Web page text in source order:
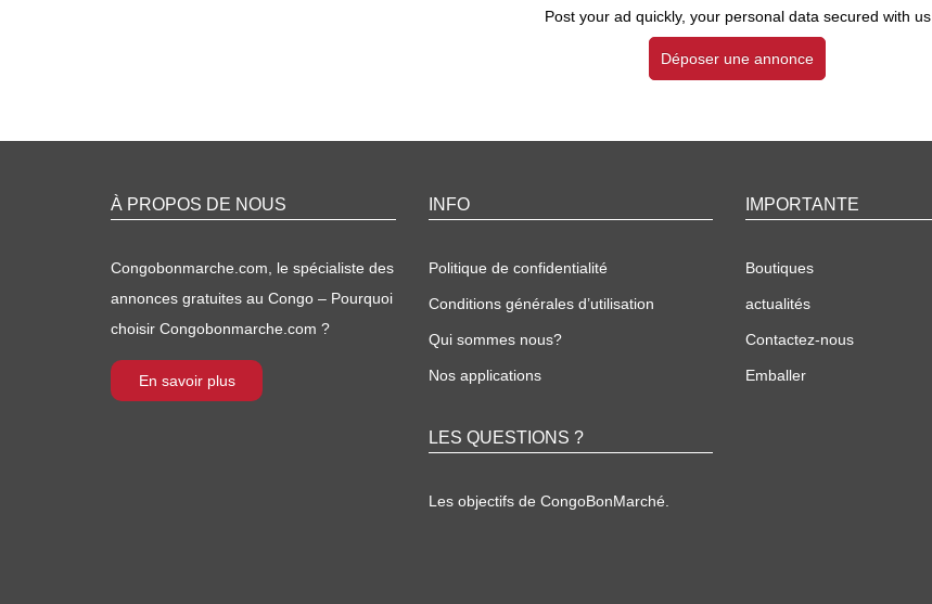
Post your ad quickly, your personal data secured with us
Déposer une annonce
À PROPOS DE NOUS
Congobonmarche.com, le spécialiste des
annonces gratuites au Congo – Pourquoi
choisir Congobonmarche.com ?
En savoir plus
INFO
Politique de confidentialité
Conditions générales d’utilisation
Qui sommes nous?
Nos applications
LES QUESTIONS ?
Les objectifs de CongoBonMarché.
IMPORTANTE
Boutiques
actualités
Contactez-nous
Emballer